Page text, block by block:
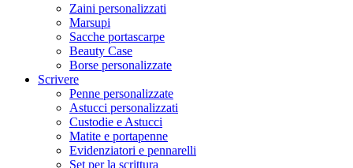
Zaini personalizzati
Marsupi
Sacche portascarpe
Beauty Case
Borse personalizzate
Scrivere
Penne personalizzate
Astucci personalizzati
Custodie e Astucci
Matite e portapenne
Evidenziatori e pennarelli
Set per la scrittura